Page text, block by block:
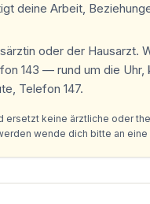
deine Arbeit,
oder der Hausarzt.
143 — rund um die Uhr,
Telefon 147.
ersetzt keine ärztliche oder
wende dich bitte an eine